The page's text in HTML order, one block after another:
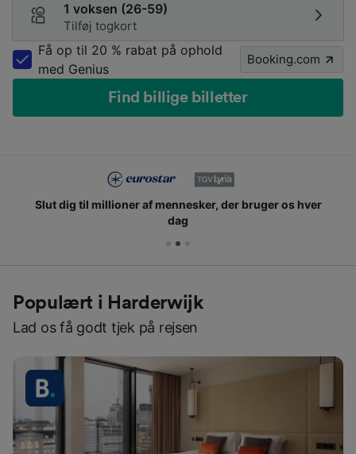
1 voksen (26-59)
Tilføj togkort
Få op til 20 % rabat på ophold
med Genius
Booking.com
Find billige billetter
Slut dig til millioner af mennesker, der bruger os hver
dag
Populært i Harderwijk
Lad os få godt tjek på rejsen